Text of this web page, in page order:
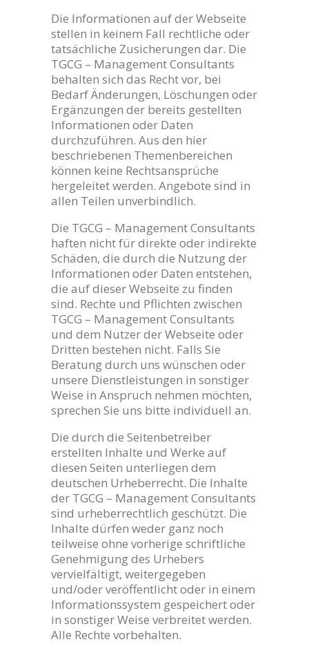
Die Informationen auf der Webseite
stellen in keinem Fall rechtliche oder
tatsächliche Zusicherungen dar. Die
TGCG – Management Consultants
behalten sich das Recht vor, bei
Bedarf Änderungen, Löschungen oder
Ergänzungen der bereits gestellten
Informationen oder Daten
durchzuführen. Aus den hier
beschriebenen Themenbereichen
können keine Rechtsansprüche
hergeleitet werden. Angebote sind in
allen Teilen unverbindlich.
Die TGCG – Management Consultants
haften nicht für direkte oder indirekte
Schäden, die durch die Nutzung der
Informationen oder Daten entstehen,
die auf dieser Webseite zu finden
sind. Rechte und Pflichten zwischen
TGCG – Management Consultants
und dem Nutzer der Webseite oder
Dritten bestehen nicht. Falls Sie
Beratung durch uns wünschen oder
unsere Dienstleistungen in sonstiger
Weise in Anspruch nehmen möchten,
sprechen Sie uns bitte individuell an.
Die durch die Seitenbetreiber
erstellten Inhalte und Werke auf
diesen Seiten unterliegen dem
deutschen Urheberrecht. Die Inhalte
der TGCG – Management Consultants
sind urheberrechtlich geschützt. Die
Inhalte dürfen weder ganz noch
teilweise ohne vorherige schriftliche
Genehmigung des Urhebers
vervielfältigt, weitergegeben
und/oder veröffentlicht oder in einem
Informationssystem gespeichert oder
in sonstiger Weise verbreitet werden.
Alle Rechte vorbehalten.